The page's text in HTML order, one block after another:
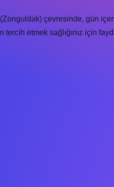
çevresinde, gün
etmek sağlığınız için